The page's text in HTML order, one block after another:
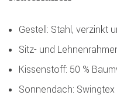
Gestell: Stahl, verzinkt
Sitz- und
Kissenstoff: 50 %
Sonnendach: